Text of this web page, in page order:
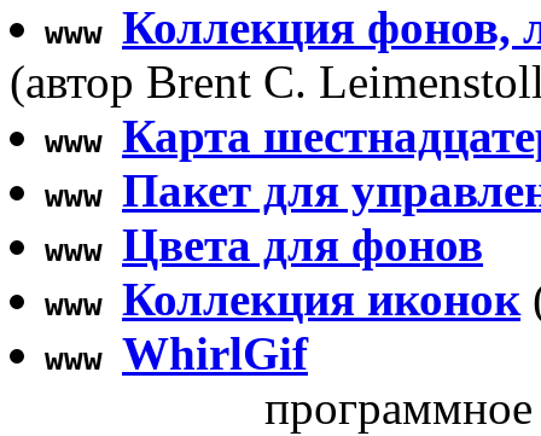
www Коллекция фонов,
(автор Brent C.
www Карта
www Пакет для
www Цвета для фонов
www Коллекция иконок
www WhirlGif